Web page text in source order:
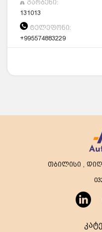
გარბენი:
131013
ტელეფონი:
+995574883229
თბილისი ,